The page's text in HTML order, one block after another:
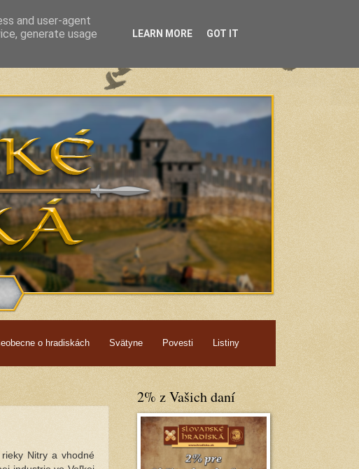
o hradiskách Svätyne Povesti Listiny
Nitry a vhodné
2% z Vašich daní
and user-agent
generate usage
LEARN MORE GOT IT